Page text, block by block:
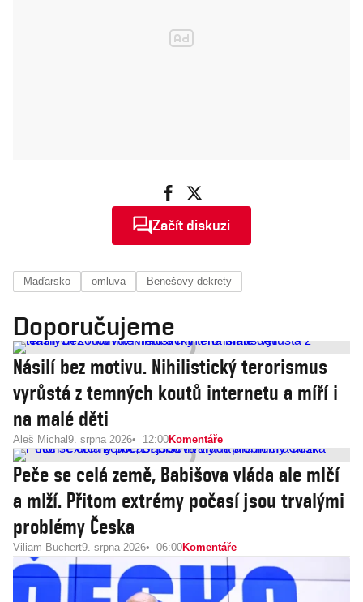
Začít diskuzi
Maďarsko omluva Benešovy dekrety
Doporučujeme
Násilí bez motivu. Nihilistický terorismus
vyrůstá z temných koutů internetu a míří i
na malé děti
Aleš Michal 9. srpna 2026 12:00Komentáře
Peče se celá země, Babišova vláda ale mlčí
a mlží. Přitom extrémy počasí jsou trvalými
problémy Česka
Viliam Buchert9. srpna 2026 06:00Komentáře